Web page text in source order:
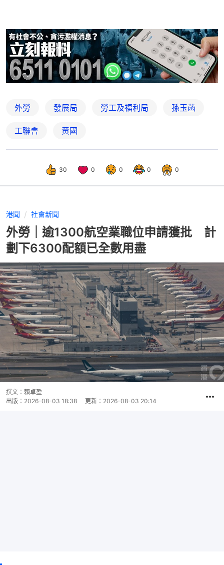
外勞 發展局 勞工及福利局 孫玉菡
工聯會 黃國
30 0 0 0 0
港聞 社會新聞
外勞｜逾1300航空業職位申請獲批 計
劃下6300配額已全數用盡
撰文： 賴卓盈
出版： 2026-08-03 18:38 更新： 2026-08-03 20:14